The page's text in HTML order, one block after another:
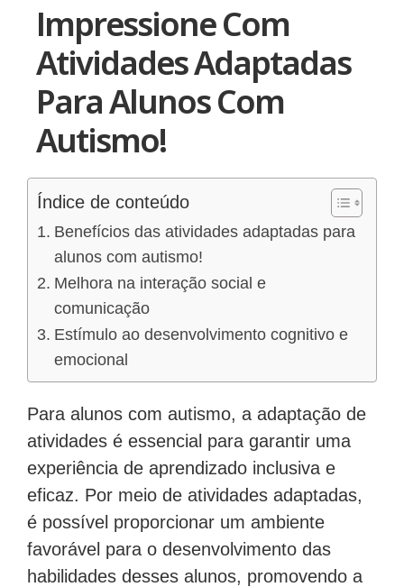
Impressione Com
Atividades Adaptadas
Para Alunos Com
Autismo!
Índice de conteúdo
Benefícios das atividades adaptadas para
alunos com autismo!
Melhora na interação social e
comunicação
Estímulo ao desenvolvimento cognitivo e
emocional
Para alunos com autismo, a adaptação de
atividades é essencial para garantir uma
experiência de aprendizado inclusiva e
eficaz. Por meio de atividades adaptadas,
é possível proporcionar um ambiente
favorável para o desenvolvimento das
habilidades desses alunos, promovendo a